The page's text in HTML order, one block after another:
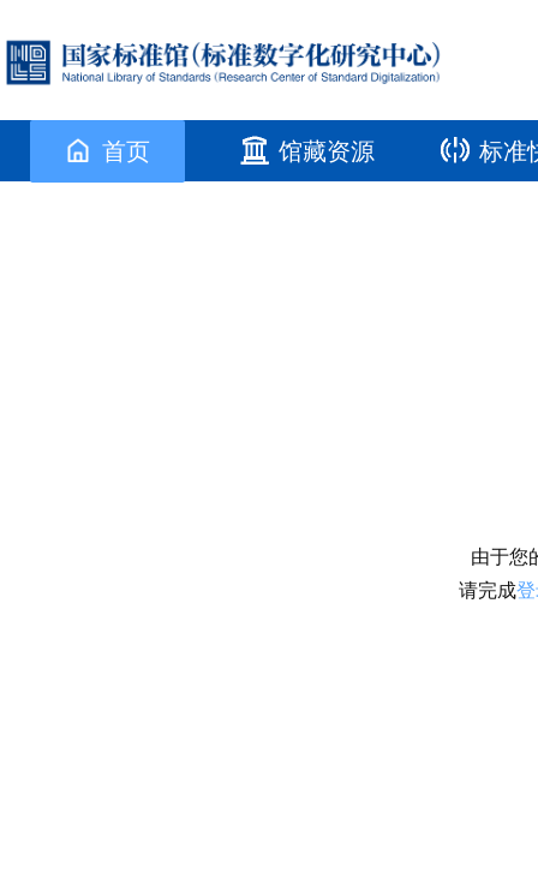
首页 馆藏资源 标准
由于您
请完成